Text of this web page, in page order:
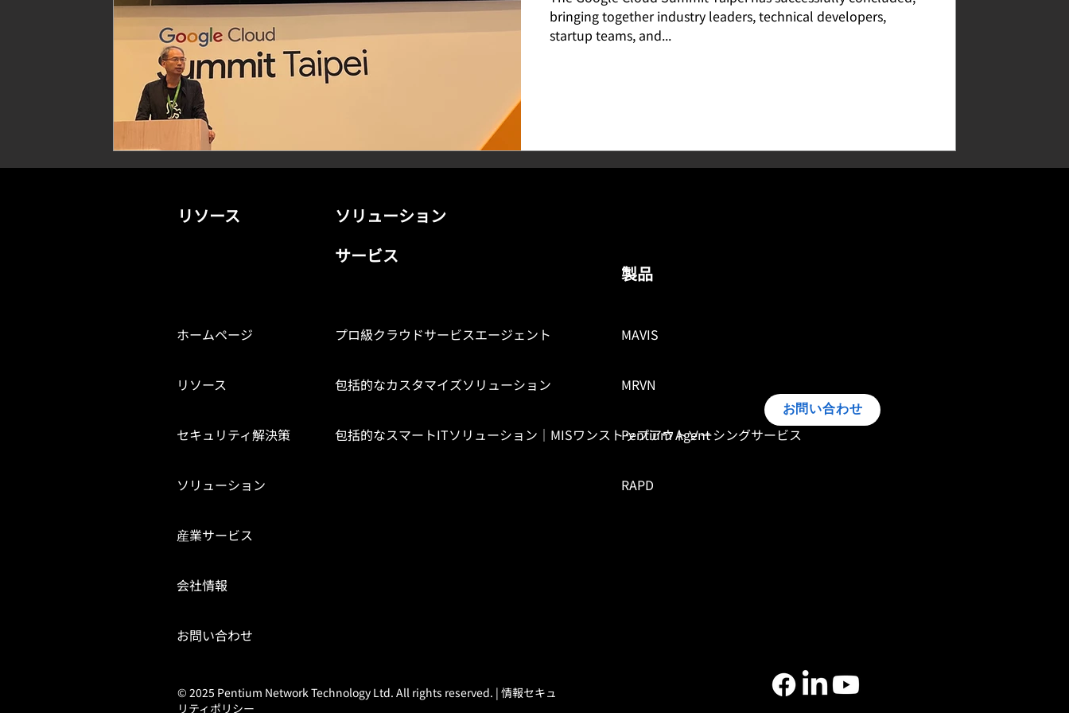
bringing together industry leaders, technical developers,
startup teams, and...
リソース
ソリューション
サービス
製品
ホームページ
リソース
セキュリティ解決策
ソリューション
産業サービス
会社情報
お問い合わせ
プロ級クラウドサービスエージェント
包括的なカスタマイズソリューション
包括的なスマートITソリューション｜MISワンストップアウトソーシングサービス
MAVIS
MRVN
Pentium Agent
RAPD
お問い合わせ
© 2025 Pentium Network Technology Ltd. All rights reserved. | 情報セキュ
リティポリシー